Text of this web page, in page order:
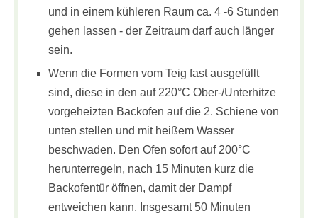
und in einem kühleren Raum ca. 4 -6 Stunden
gehen lassen - der Zeitraum darf auch länger
sein.
Wenn die Formen vom Teig fast ausgefüllt
sind, diese in den auf 220°C Ober-/Unterhitze
vorgeheizten Backofen auf die 2. Schiene von
unten stellen und mit heißem Wasser
beschwaden. Den Ofen sofort auf 200°C
herunterregeln, nach 15 Minuten kurz die
Backofentür öffnen, damit der Dampf
entweichen kann. Insgesamt 50 Minuten